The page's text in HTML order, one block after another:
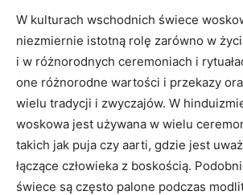
W ​kulturach wschodnich ⁣świece⁣
⁢niezmiernie istotną rolę zarówno w
i w różnorodnych ceremoniach ‍i
one różnorodne wartości ‌i przekazy
‍wielu tradycji i zwyczajów. W
⁤woskowa jest używana w wielu
takich jak puja czy aarti, gdzie jest
łączące człowieka z boskością.
świece są często palone podczas